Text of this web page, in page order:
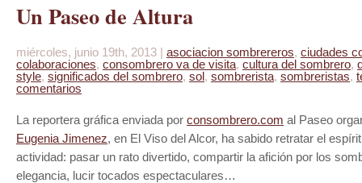
Un Paseo de Altura
miércoles, junio 19th, 2013 | asociacion sombrereros, ciudades
colaboraciones, consombrero va de visita, cultura del sombrero,
style, significados del sombrero, sol, sombrerista, sombreristas,
comentarios
La reportera gráfica enviada por consombrero.com al Paseo
Eugenia Jimenez, en El Viso del Alcor, ha sabido retratar el
actividad: pasar un rato divertido, compartir la afición por los
elegancia, lucir tocados espectaculares…